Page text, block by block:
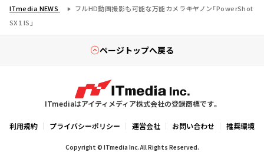
ITmedia NEWS
フルHD動画撮影も可能な万能カメラ――キヤノン「PowerShot
SX1 IS」
ページトップへ戻る
ITmediaはアイティメディア株式会社の登録商標です。
利用規約 プライバシーポリシー 運営会社 お問い合わせ 推奨環境
Copyright © ITmedia Inc. All Rights Reserved.